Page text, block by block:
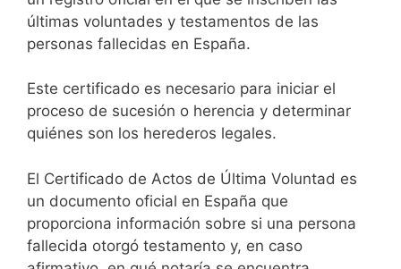
últimas voluntades y testamentos de las
personas fallecidas en España.
Este certificado es necesario para iniciar el
proceso de sucesión o herencia y determinar
quiénes son los herederos legales.
El Certificado de Actos de Última Voluntad es
un documento oficial en España que
proporciona información sobre si una persona
fallecida otorgó testamento y, en caso